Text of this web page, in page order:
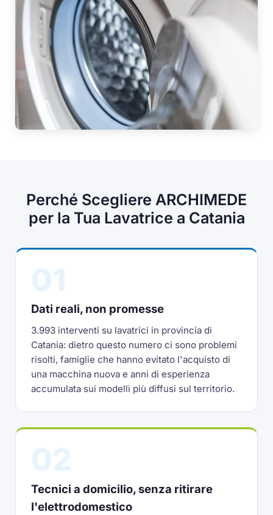
Perché Scegliere ARCHIMEDE
per la Tua Lavatrice a Catania
Dati reali, non promesse
3.993 interventi su lavatrici in provincia di
Catania: dietro questo numero ci sono problemi
risolti, famiglie che hanno evitato l'acquisto di
una macchina nuova e anni di esperienza
accumulata sui modelli più diffusi sul territorio.
Tecnici a domicilio, senza ritirare
l'elettrodomestico